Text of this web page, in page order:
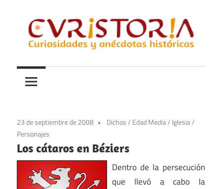
contenido
Curistoria
y
anécdotas
historia
23 de septiembre de 2008 Dichos/ Edad Media/ Iglesia/
Personajes
Los cátaros en Béziers
Dentro de la persecución
que llevó a cabo la